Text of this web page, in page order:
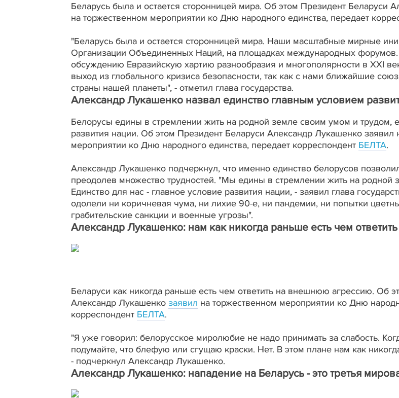
Беларусь была и остается сторонницей мира. Об этом Президент Беларуси
на торжественном мероприятии ко Дню народного единства, передает
"Беларусь была и остается сторонницей мира. Наши масштабные мирные
Организации Объединенных Наций, на площадках международных
обсуждению Евразийскую хартию разнообразия и многополярности в XXI
выход из глобального кризиса безопасности, так как с нами ближайшие
страны нашей планеты", - отметил глава государства.
Александр Лукашенко назвал единство главным условием
Белорусы едины в стремлении жить на родной земле своим умом и трудом,
развития нации. Об этом Президент Беларуси Александр Лукашенко заявил
мероприятии ко Дню народного единства, передает корреспондент БЕЛТА.
Александр Лукашенко подчеркнул, что именно единство белорусов
преодолев множество трудностей. "Мы едины в стремлении жить на родной
Единство для нас - главное условие развития нации, - заявил глава
одолели ни коричневая чума, ни лихие 90-е, ни пандемии, ни попытки
грабительские санкции и военные угрозы".
Александр Лукашенко: нам как никогда раньше есть чем
Беларуси как никогда раньше есть чем ответить на внешнюю агрессию. Об
Александр Лукашенко заявил на торжественном мероприятии ко Дню
корреспондент БЕЛТА.
"Я уже говорил: белорусское миролюбие не надо принимать за слабость.
подумайте, что блефую или сгущаю краски. Нет. В этом плане нам как
- подчеркнул Александр Лукашенко.
Александр Лукашенко: нападение на Беларусь - это третья